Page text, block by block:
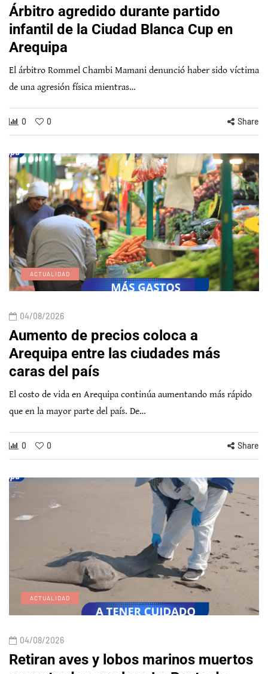
Árbitro agredido durante partido
infantil de la Ciudad Blanca Cup en
Arequipa
El árbitro Rommel Chambi Mamani denunció haber sido víctima
de una agresión física mientras…
0 0 Share
ACTUALIDAD
04/08/2026
Aumento de precios coloca a
Arequipa entre las ciudades más
caras del país
El costo de vida en Arequipa continúa aumentando más rápido
que en la mayor parte del país. De…
0 0 Share
ACTUALIDAD
04/08/2026
Retiran aves y lobos marinos muertos